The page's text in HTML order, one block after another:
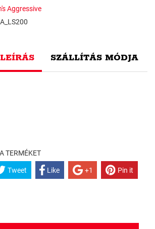
Aggressive
SZÁLLÍTÁS MÓDJA
TERMÉKET
Tweet Like +1 Pin it